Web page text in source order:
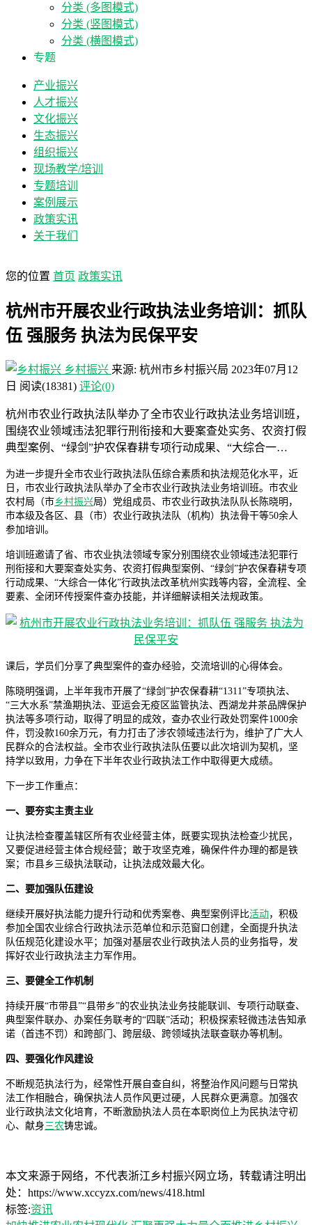
分类 (多图模式)
分类 (竖图模式)
分类 (横图模式)
专题
产业振兴
人才振兴
文化振兴
生态振兴
组织振兴
现场教学/培训
专题培训
案例展示
政策实讯
关于我们
您的位置 首页 政策实讯
杭州市开展农业行政执法业务培训：抓队
伍 强服务 执法为民保平安
乡村振兴 来源: 杭州市乡村振兴局 2023年07月12
日 阅读(18381) 评论(0)
杭州市农业行政执法队举办了全市农业行政执法业务培训班，
围绕农业领域违法犯罪行刑衔接和大要案查处实务、农资打假
典型案例、“绿剑”护农保春耕专项行动成果、“大综合一…
为进一步提升全市农业行政执法队伍综合素质和执法规范化水平，近
日，市农业行政执法队举办了全市农业行政执法业务培训班。市农业
农村局（市乡村振兴局）党组成员、市农业行政执法队队长陈晓明，
市本级及各区、县（市）农业行政执法队（机构）执法骨干等50余人
参加培训。
培训班邀请了省、市农业执法领域专家分别围绕农业领域违法犯罪行
刑衔接和大要案查处实务、农资打假典型案例、“绿剑”护农保春耕专项
行动成果、“大综合一体化”行政执法改革杭州实践等内容，全流程、全
要素、全闭环传授案件查办技能，并详细解读相关法规政策。
课后，学员们分享了典型案件的查办经验，交流培训的心得体会。
陈晓明强调，上半年我市开展了“绿剑”护农保春耕“1311”专项执法、
“三大水系”禁渔期执法、亚运会无疫区监管执法、西湖龙井茶品牌保护
执法等多项行动，取得了明显的成效，查办农业行政处罚案件1000余
件，罚没款160余万元，有力打击了涉农领域违法行为，维护了广大人
民群众的合法权益。全市农业行政执法队伍要以此次培训为契机，坚
持学以致用，力争在下半年农业行政执法工作中取得更大成绩。
下一步工作重点：
一、要夯实主责主业
让执法检查覆盖辖区所有农业经营主体，既要实现执法检查少扰民，
又要促进经营主体合规经营；敢于攻坚克难，确保件件办理的都是铁
案；市县乡三级执法联动，让执法成效最大化。
二、要加强队伍建设
继续开展好执法能力提升行动和优秀案卷、典型案例评比活动，积极
参加全国农业综合行政执法示范单位和示范窗口创建，全面提升执法
队伍规范化建设水平；加强对基层农业行政执法人员的业务指导，发
挥好农业行政执法主力军作用。
三、要健全工作机制
持续开展“市带县”“县带乡”的农业执法业务技能联训、专项行动联查、
典型案件联办、办案任务联考的“四联”活动；积极探索轻微违法告知承
诺（首违不罚）和跨部门、跨层级、跨领域执法联查联办等机制。
四、要强化作风建设
不断规范执法行为，经常性开展自查自纠，将整治作风问题与日常执
法工作相融合，确保执法人员作风更过硬，人民群众更满意。加强农
业行政执法文化培育，不断激励执法人员在本职岗位上为民执法守初
心、献身三农铸忠诚。
本文来源于网络，不代表浙江乡村振兴网立场，转载请注明出
处：https://www.xccyzx.com/news/418.html
标签:资讯